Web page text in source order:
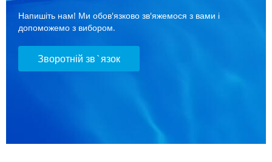
Напишіть нам! Ми обов'язково зв'яжемося з вами і
допоможемо з вибором.
Зворотній зв`язок